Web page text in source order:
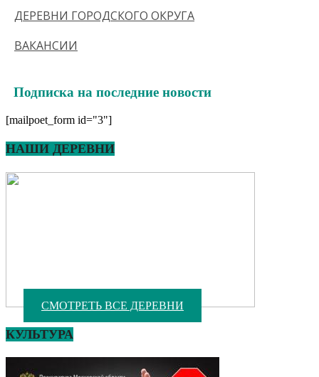
ДЕРЕВНИ ГОРОДСКОГО ОКРУГА
ВАКАНСИИ
Подписка на последние новости
[mailpoet_form id="3"]
НАШИ ДЕРЕВНИ
СМОТРЕТЬ ВСЕ ДЕРЕВНИ
КУЛЬТУРА